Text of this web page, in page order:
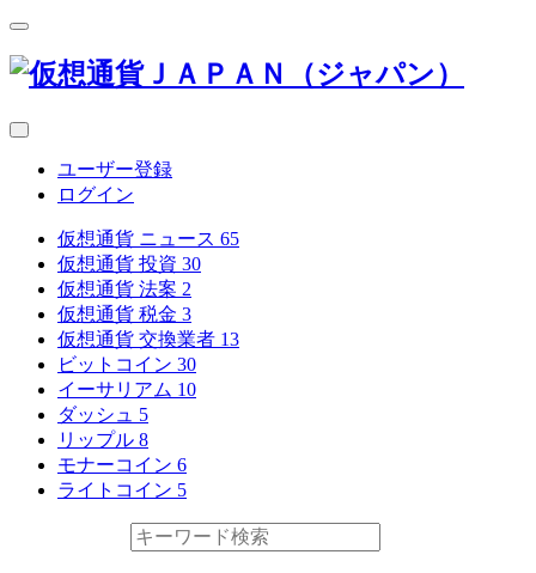
ユーザー登録
ログイン
仮想通貨 ニュース 65
仮想通貨 投資 30
仮想通貨 法案 2
仮想通貨 税金 3
仮想通貨 交換業者 13
ビットコイン 30
イーサリアム 10
ダッシュ 5
リップル 8
モナーコイン 6
ライトコイン 5